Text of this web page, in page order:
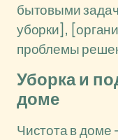
бытовыми
уборки],
проблемы
Уборка и
доме
Чистота в